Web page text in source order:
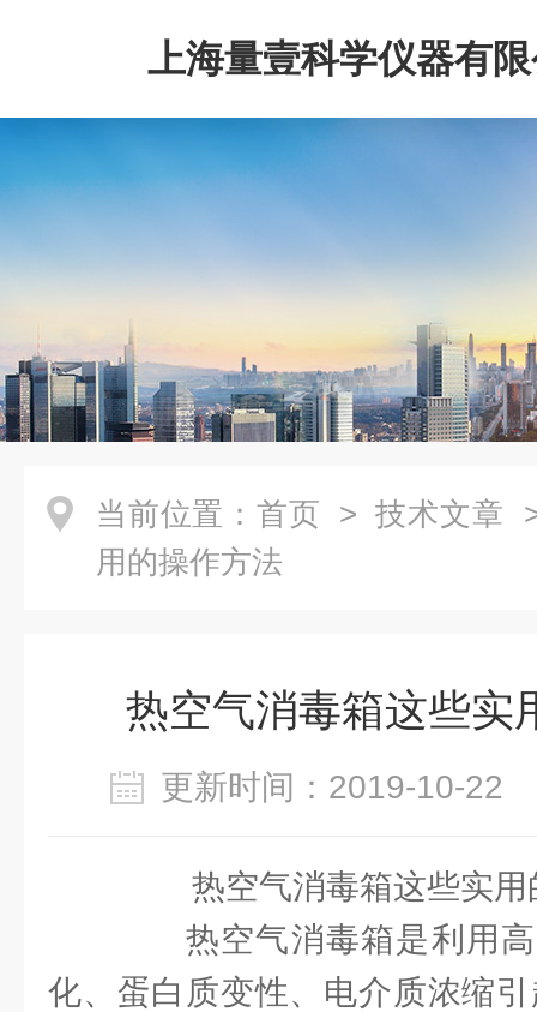
上海量壹科学仪器有
当前位置： 首页 > 技术文章
用的操作方法
热空气消毒箱这些实
更新时间：2019-10-
热空气消毒箱这些实用
热空气消毒箱是利用高
化、蛋白质变性、电介质浓缩